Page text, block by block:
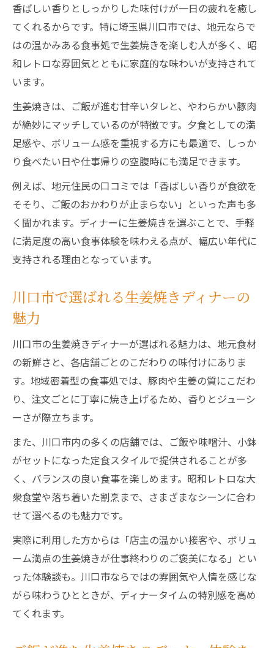
疲れた日に食べたい生姜焼きディナーの理
由
生姜焼きディナーで仕事終わりの満足感を
得る
昭和レトロな空間で楽しむ生姜焼きディナー時
間
レトロな食堂で味わうディナー生姜焼きの
魅力
昭和の雰囲気が楽しめる生姜焼きディナー
体験
昔懐かしい空間で生姜焼きディナーを満喫
しよう
川口市の昭和レトロな店で生姜焼きディナ
ーを堪能
時間
ボリューム重視なら川口で生姜焼きを選ぶ理由
ディナーで満腹なら川口市の生姜焼きが最
適
ボリューム満点の生姜焼きがディナーの決
め手
川口市で体験するボリューム重視の生姜焼
きディナー
生姜焼きディナーでがっつり満たされる方
法
満腹感を求める人におすすめのディナー生
姜焼き
風味豊かな生姜焼きが満足度を高めるコツ
ディナーで風味豊かな生姜焼きを味わう秘
訣
川口市の生姜焼きがディナー満足度を高め
る理由
香ばしい香りとしっかりした味付けが一日の疲れを癒し
てくれるからです。特に埼玉県川口市では、地元ならで
はの温かみある食事処で生姜焼きを楽しむ人が多く、昭
和レトロな雰囲気とともに家庭的な味わいが支持されて
います。
生姜焼きは、ご飯が進む甘辛いタレと、やわらかい豚肉
が絶妙にマッチしているのが特徴です。夕食としての満
足感や、ボリューム感を重視する方にも最適で、しっか
り食べたい日や仕事帰りの空腹時にも満足できます。
例えば、地元住民の口コミでは「香ばしい香りが食欲を
そそり、ご飯のおかわりが止まらない」といった声も多
く聞かれます。ディナーに生姜焼きを選ぶことで、手軽
に満足度の高い食事体験を味わえる点が、幅広い年代に
支持される理由となっています。
川口市で選ばれる生姜焼きディナーの
魅力
川口市の生姜焼きディナーが選ばれる魅力は、地元食材
の新鮮さと、各店舗ごとのこだわりの味付けにありま
す。地域密着型の食事処では、豚肉や生姜の質にこだわ
り、注文ごとに丁寧に焼き上げるため、香りとジューシ
ーさが際立ちます。
また、川口市内の多くの店舗では、ご飯や味噌汁、小鉢
がセットになった定食スタイルで提供されることが多
く、バランスの良い食事を楽しめます。昭和レトロな大
衆食堂や落ち着いた割烹まで、さまざまなシーンに合わ
せて選べるのも魅力です。
実際に利用した方からは「店主の温かい接客や、ボリュ
ーム満点の生姜焼きが仕事終わりのご褒美になる」とい
った体験談も。川口市ならではの雰囲気や人情を感じな
がら味わうひとときが、ディナータイムの特別感を高め
てくれます。